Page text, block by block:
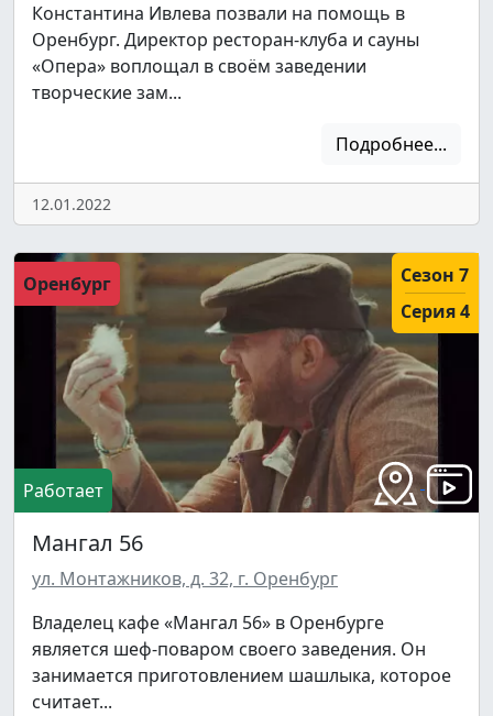
Константина Ивлева позвали на помощь в
Оренбург. Директор ресторан-клуба и сауны
«Опера» воплощал в своём заведении
творческие зам...
Подробнее...
12.01.2022
Оренбург
Сезон 7
Серия 4
Работает
Мангал 56
ул. Монтажников, д. 32, г. Оренбург
Владелец кафе «Мангал 56» в Оренбурге
является шеф-поваром своего заведения. Он
занимается приготовлением шашлыка, которое
считает...